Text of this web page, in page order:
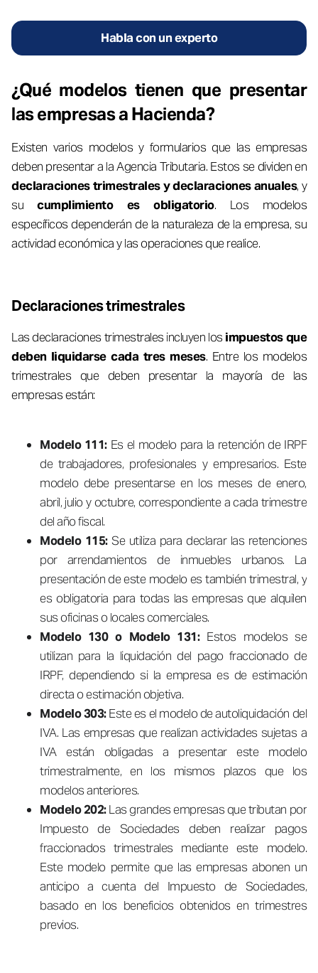
Habla con un experto
¿Qué modelos tienen que presentar
las empresas a Hacienda?
Existen varios modelos y formularios que las empresas
deben presentar a la Agencia Tributaria. Estos se dividen en
declaraciones trimestrales y declaraciones anuales, y
sucumplimiento es obligatorio. Los modelos
específicos dependerán de la naturaleza de la empresa, su
actividad económica y las operaciones que realice.
Declaraciones trimestrales
Las declaraciones trimestrales incluyen losimpuestos que
deben liquidarse cada tres meses. Entre los modelos
trimestrales que deben presentar la mayoría de las
empresas están:
Modelo 111: Es el modelo para la retención de IRPF
de trabajadores, profesionales y empresarios. Este
modelo debe presentarse en los meses de enero,
abril, julio y octubre, correspondiente a cada trimestre
del año fiscal.
Modelo 115:Se utiliza para declarar las retenciones
por arrendamientos de inmuebles urbanos. La
presentación de este modelo es también trimestral, y
es obligatoria para todas las empresas que alquilen
sus oficinas o locales comerciales.
Modelo 130 o Modelo 131:Estos modelos se
utilizan para la liquidación del pago fraccionado de
IRPF, dependiendo si la empresa es de estimación
directa o estimación objetiva.
Modelo 303:Este es el modelo de autoliquidación del
IVA. Las empresas que realizan actividades sujetas a
IVA están obligadas a presentar este modelo
trimestralmente, en los mismos plazos que los
modelos anteriores.
Modelo 202:Las grandes empresas que tributan por
Impuesto de Sociedades deben realizar pagos
fraccionados trimestrales mediante este modelo.
Este modelo permite que las empresas abonen un
anticipo a cuenta del Impuesto de Sociedades,
basado en los beneficios obtenidos en trimestres
previos.